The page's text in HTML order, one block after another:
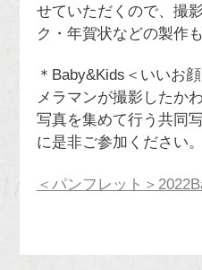
せていただくので、撮
ク・年賀状などの製作
＊Baby&Kids＜いいお
メラマンが撮影したか
写真を集めて行う共同
に是非ご参加ください。
＜パンフレット＞